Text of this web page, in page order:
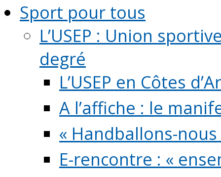
Sport pour tous
L’USEP : Union
degré
L’USEP en Côtes
A l’affiche : le
« Handballons-
E-rencontre : «